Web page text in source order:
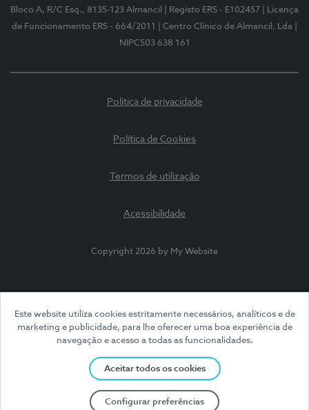
Este website utiliza cookies estritamente necessários, analíticos e de
marketing e publicidade, para lhe oferecer uma boa experiência de
navegação e acesso a todas as funcionalidades.
Aceitar todos os cookies
Configurar preferências
Bloco A, R/C Esq., 8135-123 Almancil
| Registo ERS - E102457
| Licença
de Funcionamento ERS - 664/2011
| Centro Clínico de Almancil, Lda
NIPC503 638 161
Política de privacidade
Política de Cookies
Termos de utilização
Acessibilidade
Copyright 2026 by My Website